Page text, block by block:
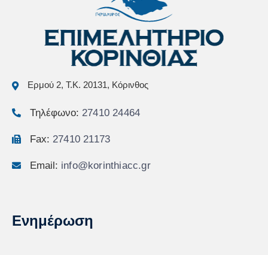
Ερμού 2, Τ.Κ. 20131, Κόρινθος
Τηλέφωνο: 27410 24464
Fax: 27410 21173
Email: info@korinthiacc.gr
Ενημέρωση